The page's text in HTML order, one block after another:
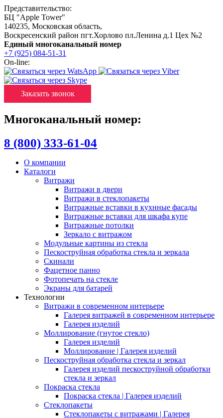
Представительство:
БЦ "Apple Tower"
140235, Московская область,
Воскресенский район пгт.Хорлово пл.Ленина д.1 Цех №2
Единый многоканальный номер
+7 (925) 084-51-31
On-line:
Заказать звонок
Многоканальный номер:
8 (800) 333-61-04
О компании
Каталоги
Витражи
Витражи в двери
Витражи в стеклопакеты
Витражные вставки в кухнные фасады
Витражные вставки для шкафа купе
Витражные потолки
Зеркало с витражом
Модульные картины из стекла
Пескоструйная обработка стекла и зеркала
Скинали
Фацетное панно
Фотопечать на стекле
Экраны для батарей
Технологии
Витражи в современном интерьере
Галерея витражей в современном интерьере
Галерея изделий
Моллирование (гнутое стекло)
Галерея изделий
Моллирование | Галерея изделий
Пескоструйная обработка стекла и зеркал
Галерея изделий пескоструйной обработки
стекла и зеркал
Покраска стекла
Покраска стекла | Галерея изделий
Стеклопакеты
Стеклопакеты с витражами | Галерея